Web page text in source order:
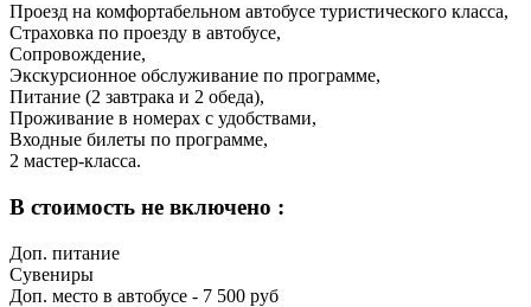
Проезд на комфортабельном автобусе туристического класса,
Страховка по проезду в автобусе,
Сопровождение,
Экскурсионное обслуживание по программе,
Питание (2 завтрака и 2 обеда),
Проживание в номерах с удобствами,
Входные билеты по программе,
2 мастер-класса.
В стоимость не включено :
Доп. питание
Сувениры
Доп. место в автобусе - 7 500 руб